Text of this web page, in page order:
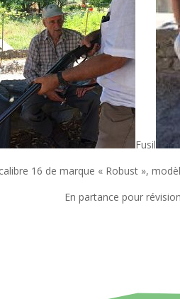
Fusil
16 de marque « Robust »,
En partance pour